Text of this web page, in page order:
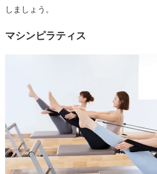
しましょう。
マシンピラティス